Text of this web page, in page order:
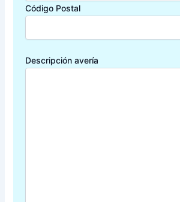
Código Postal
Descripción avería